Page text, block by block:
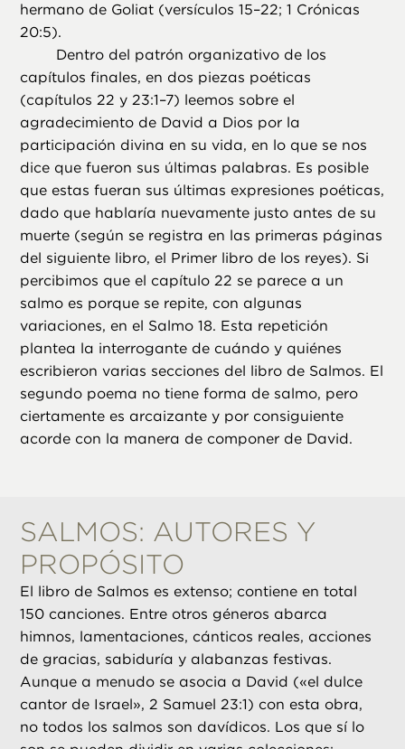
hermano de Goliat (versículos 15–22; 1 Crónicas
20:5).
Dentro del patrón organizativo de los
capítulos finales, en dos piezas poéticas
(capítulos 22 y 23:1–7) leemos sobre el
agradecimiento de David a Dios por la
participación divina en su vida, en lo que se nos
dice que fueron sus últimas palabras. Es posible
que estas fueran sus últimas expresiones poéticas,
dado que hablaría nuevamente justo antes de su
muerte (según se registra en las primeras páginas
del siguiente libro, el Primer libro de los reyes). Si
percibimos que el capítulo 22 se parece a un
salmo es porque se repite, con algunas
variaciones, en el Salmo 18. Esta repetición
plantea la interrogante de cuándo y quiénes
escribieron varias secciones del libro de Salmos. El
segundo poema no tiene forma de salmo, pero
ciertamente es arcaizante y por consiguiente
acorde con la manera de componer de David.
SALMOS: AUTORES Y
PROPÓSITO
El libro de Salmos es extenso; contiene en total
150 canciones. Entre otros géneros abarca
himnos, lamentaciones, cánticos reales, acciones
de gracias, sabiduría y alabanzas festivas.
Aunque a menudo se asocia a David («el dulce
cantor de Israel», 2 Samuel 23:1) con esta obra,
no todos los salmos son davídicos. Los que sí lo